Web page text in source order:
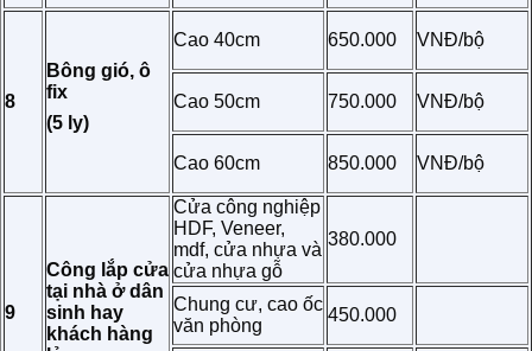
8
Bông gió, ô
fix
(5 ly)
Cao 40cm 650.000 VNĐ/bộ
Cao 50cm 750.000 VNĐ/bộ
Cao 60cm 850.000 VNĐ/bộ
9
Công lắp cửa
tại nhà ở dân
sinh hay
khách hàng
Cửa công nghiệp
HDF, Veneer,
mdf, cửa nhựa và
cửa nhựa gỗ
380.000
Chung cư, cao ốc
văn phòng
450.000